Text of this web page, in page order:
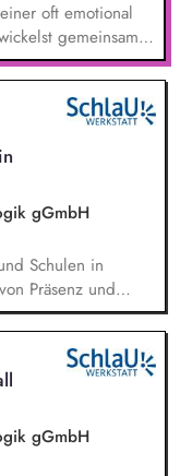
oft emotional
gemeinsam
Aufgaben
und
und Entwicklung
von Pflege-
Durchführung
gGmbH
Schulen in
Präsenz und
Tagen und erstellst
schlau-lernen.org.
auf den
und
gGmbH